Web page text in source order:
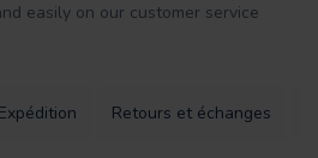
easily on our customer service
Expédition Retours et échanges